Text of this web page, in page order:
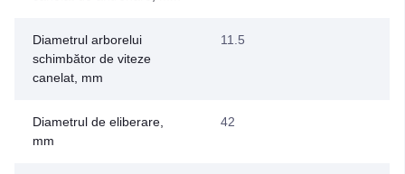
Diametrul arborelui
schimbător de viteze
canelat, mm
11.5
Diametrul de eliberare,
mm
42